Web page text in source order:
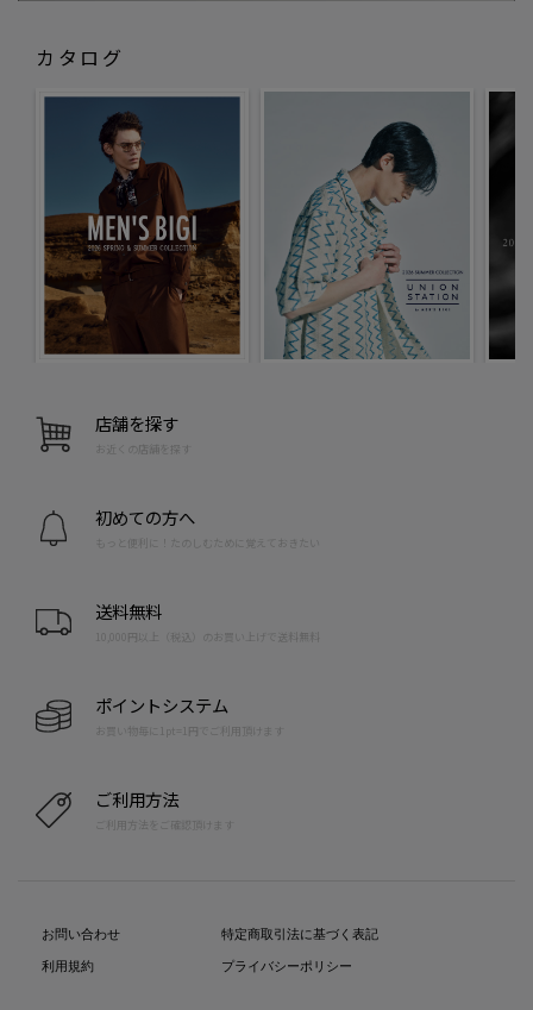
カタログ
店舗を探す
お近くの店舗を探す
初めての方へ
もっと便利に！たのしむために覚えておきたい
送料無料
10,000円以上（税込）のお買い上げで送料無料
ポイントシステム
お買い物毎に1pt=1円でご利用頂けます
ご利用方法
ご利用方法をご確認頂けます
お問い合わせ
利用規約
特定商取引法に基づく表記
プライバシーポリシー